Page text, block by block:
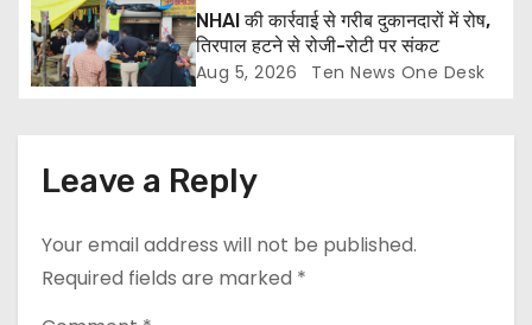
NHAI की कार्रवाई से गरीब दुकानदारों में रोष,
तिरपाल हटने से रोजी-रोटी पर संकट
Aug 5, 2026 Ten News One Desk
Leave a Reply
Your email address will not be published.
Required fields are marked *